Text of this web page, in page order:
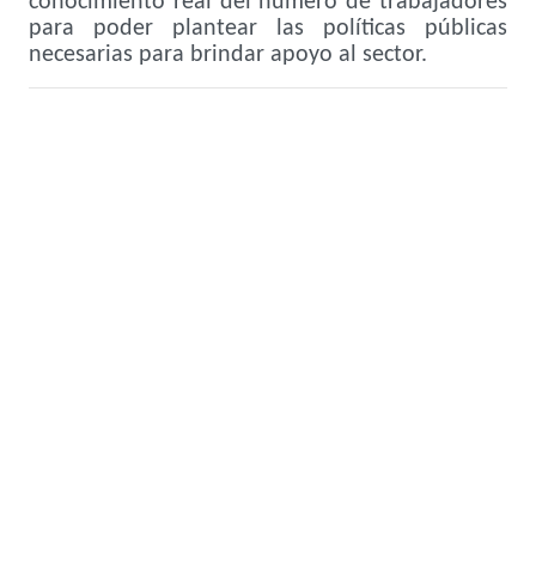
para poder plantear las políticas públicas
necesarias para brindar apoyo al sector.